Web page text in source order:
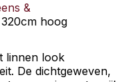
&
hoog
linnen look
De dichtgeweven,